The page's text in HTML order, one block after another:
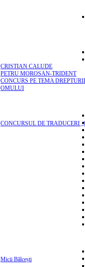
CRISTIAN CALUDE
PETRU MOROSAN-TRIDENT
CONCURS PE TEMA
OMULUI
CONCURSUL DE TRADUCERI
Micii Bălcești